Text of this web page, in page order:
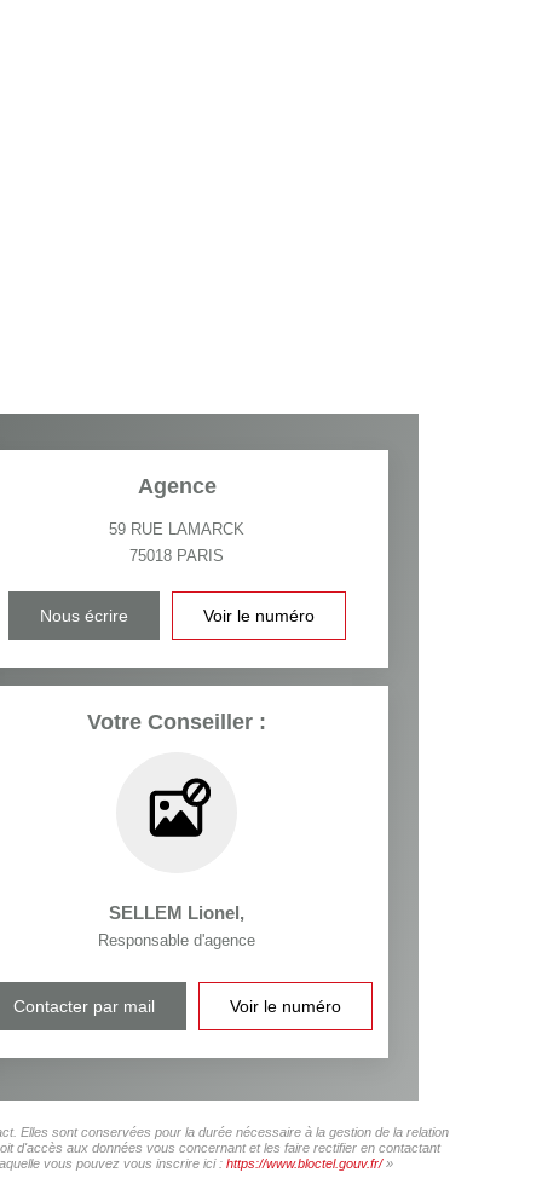
Agence
59 RUE LAMARCK
75018 PARIS
Nous écrire Voir le numéro
Votre Conseiller :
SELLEM Lionel,
Responsable d'agence
Contacter par mail Voir le numéro
Elles sont conservées pour la durée nécessaire à la gestion de la relation
d'accès aux données vous concernant et les faire rectifier en contactant
vous pouvez vous inscrire ici : https://www.bloctel.gouv.fr/»